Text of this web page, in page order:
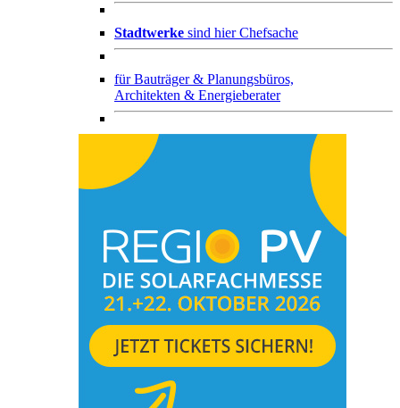
Stadtwerke sind hier Chefsache
fürBauträger & Planungsbüros,
Architekten & Energieberater